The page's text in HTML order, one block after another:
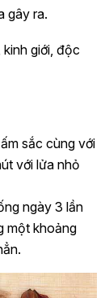
gây ra.
giới, độc
sắc cùng với
với lửa nhỏ
ngày 3 lần
một khoảng